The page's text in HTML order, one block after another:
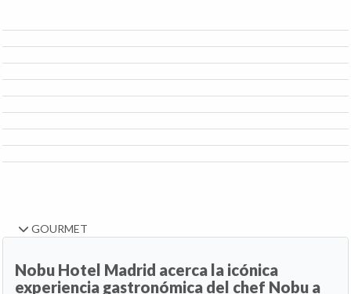
GOURMET
Nobu Hotel Madrid acerca la icónica
experiencia gastronómica del chef Nobu a